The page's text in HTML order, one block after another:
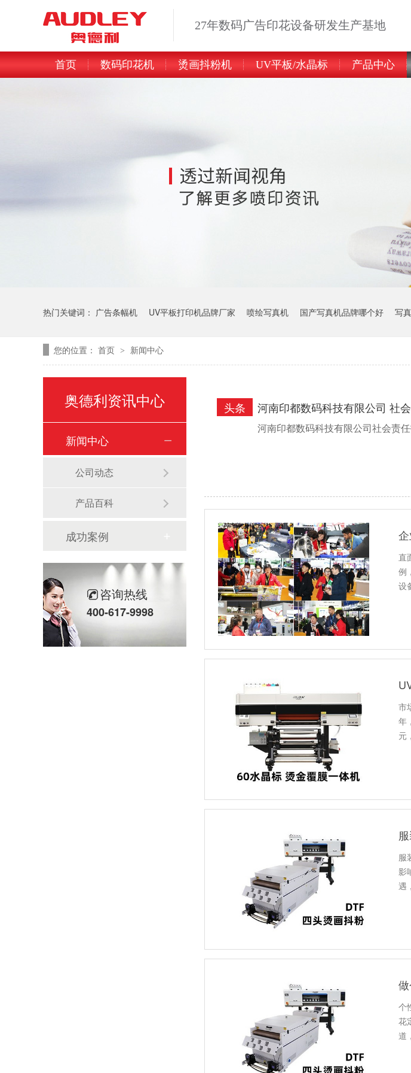
27年数码广告印花设备研发生产基地
首页 数码印花机 烫画抖粉机 UV平板/水晶标 产品中心
热门关键词： 广告条幅机 UV平板打印机品牌厂家 喷绘写真机 国产写真机品牌哪个好 写
您的位置： 首页 > 新闻中心
河南印都数码科技有限公司 社
头条
河南印都数码科技有限公司社会责
直
例
设
市
年
元
服
影
遇
个
花
道
奥德利资讯中心
新闻中心
公司动态
产品百科
成功案例
咨询热线
400-617-9998